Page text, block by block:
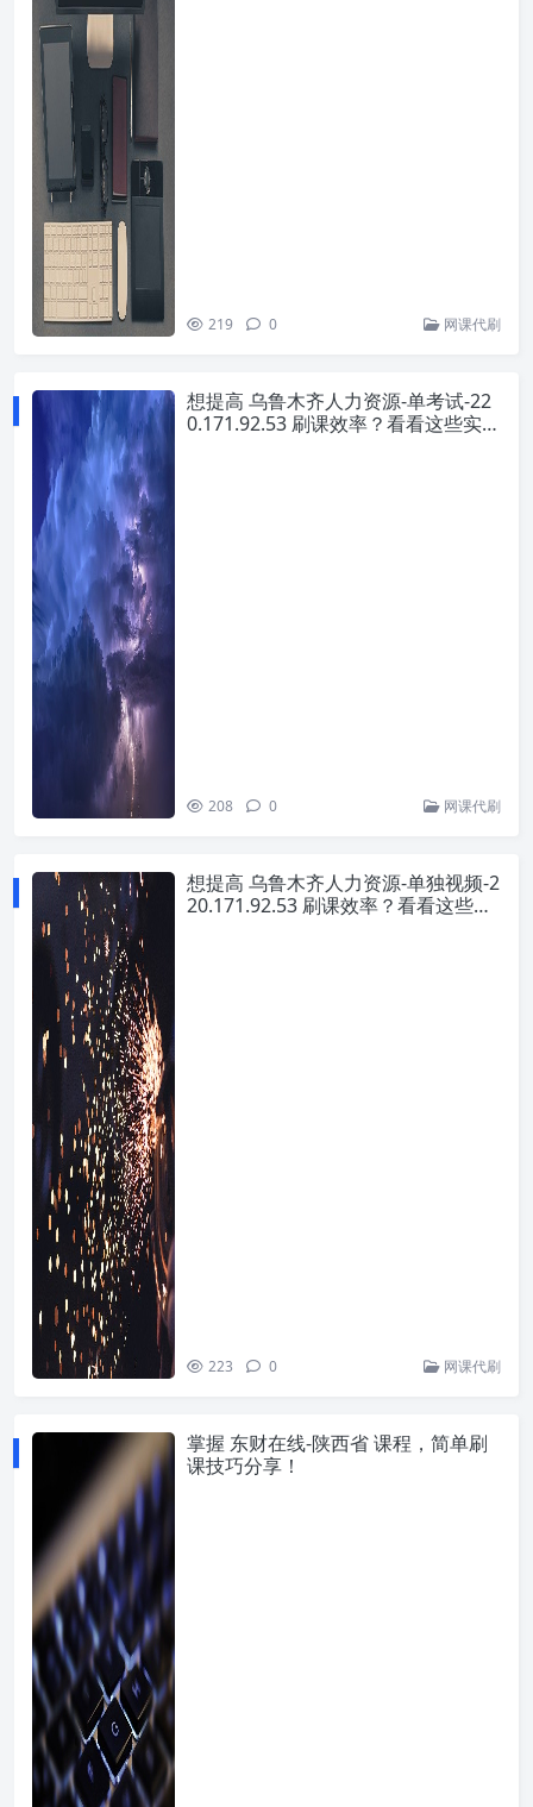
219 0 网课代刷
想提高 乌鲁木齐人力资源-单考试-22
0.171.92.53 刷课效率？看看这些实用
208 0 网课代刷
想提高 乌鲁木齐人力资源-单独视频-2
20.171.92.53 刷课效率？看看这些实
223 0 网课代刷
掌握 东财在线-陕西省 课程，简单刷
课技巧分享！